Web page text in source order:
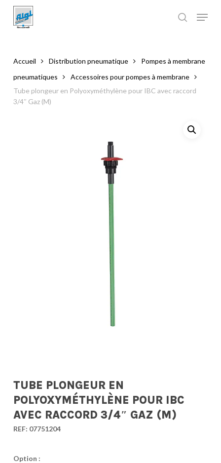
main
Accueil Distribution pneumatique
Pompes à membrane
pneumatiques
Accessoires pour pompes à membrane
Tube plongeur en Polyoxyméthylène pour IBC avec raccord
3/4″ Gaz (M)
TUBE PLONGEUR EN
POLYOXYMÉTHYLÈNE POUR IBC
AVEC RACCORD 3/4″ GAZ (M)
REF: 07751204
Option :